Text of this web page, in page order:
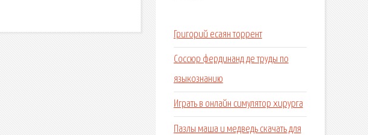
Григорий есаян торрент
Соссюр фердинанд де труды по
языкознанию
Играть в онлайн симулятор хирурга
Пазлы маша и медведь скачать для